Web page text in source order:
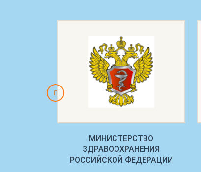
МИНИСТЕРСТВО
ЗДРАВООХРАНЕНИЯ
РОССИЙСКОЙ ФЕДЕРАЦИИ